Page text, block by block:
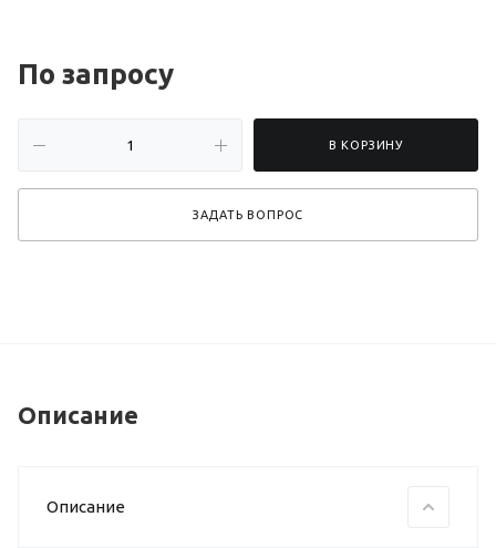
По запросу
В КОРЗИНУ
ЗАДАТЬ ВОПРОС
Описание
Описание